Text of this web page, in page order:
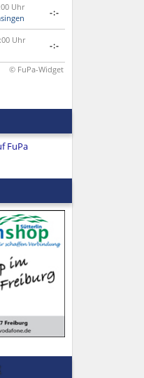
Uhr
-:-
Uhr
-:-
© FuPa-Widget
FuPa